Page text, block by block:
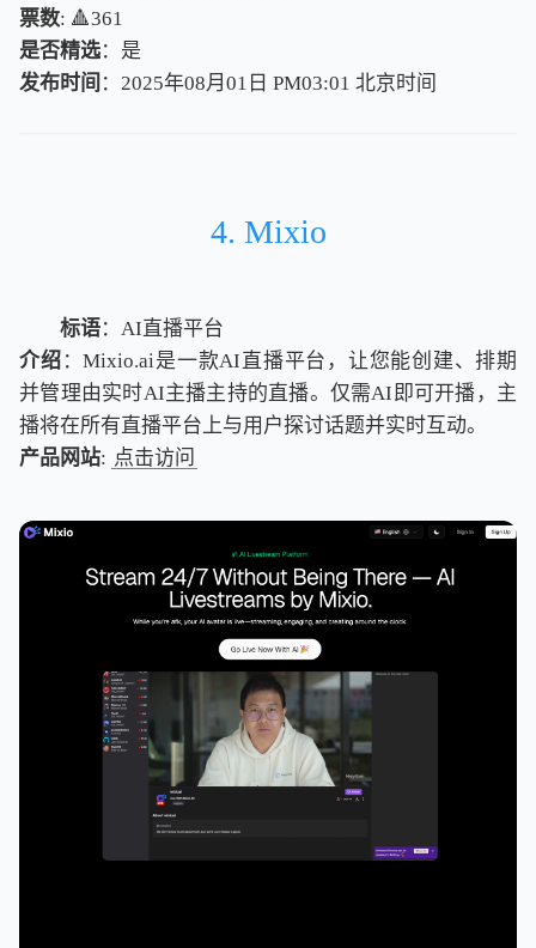
票数: 🔺361
是否精选：是
发布时间 ：2025年08月01日 PM03:01 北京时间
北京时间
4. Mixio
标语：AI直播平台
介绍 ：Mixio.ai是一款AI直播平台，让您能创建、排期
并管理由实时AI主播主持的直播。仅需AI即可开播，主
播将在所有直播平台上与用户探讨话题并实时互动。
产品网站: 点击访问